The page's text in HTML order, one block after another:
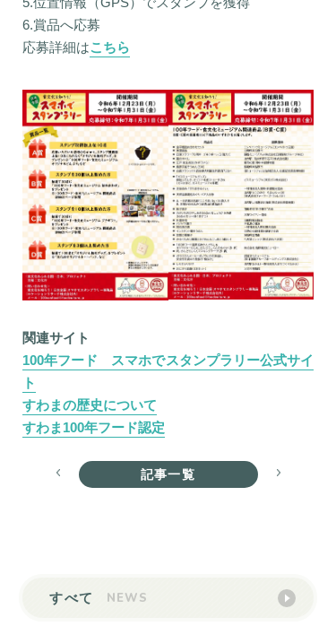
6.賞品へ応募
応募詳細はこちら
関連サイト
100年フード スマホでスタンプラリー公式サイ
ト
すわまの歴史について
すわま100年フード認定
記事一覧
NEWS
すべて